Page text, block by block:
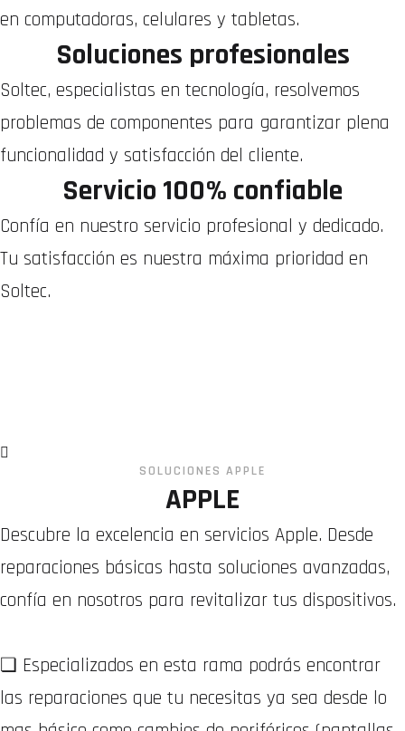
en computadoras, celulares y tabletas.
Soluciones profesionales
Soltec, especialistas en tecnología, resolvemos
problemas de componentes para garantizar plena
funcionalidad y satisfacción del cliente.
Servicio 100% confiable
Confía en nuestro servicio profesional y dedicado.
Tu satisfacción es nuestra máxima prioridad en
Soltec.
SOLUCIONES APPLE
APPLE
Descubre la excelencia en servicios Apple. Desde
reparaciones básicas hasta soluciones avanzadas,
confía en nosotros para revitalizar tus dispositivos.
❏ Especializados en esta rama podrás encontrar
las reparaciones que tu necesitas ya sea desde lo